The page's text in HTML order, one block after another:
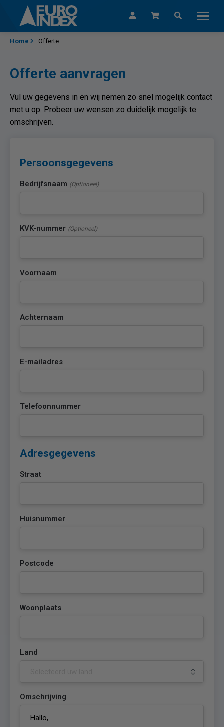
Skip to content
Home Offerte
Offerte aanvragen
Vul uw gegevens in en wij nemen zo snel mogelijk contact
met u op. Probeer uw wensen zo duidelijk mogelijk te
omschrijven.
Persoonsgegevens
Bedrijfsnaam (Optioneel)
KVK-nummer (Optioneel)
Voornaam
Achternaam
E-mailadres
Telefoonnummer
Adresgegevens
Straat
Huisnummer
Postcode
Woonplaats
Land
Omschrijving